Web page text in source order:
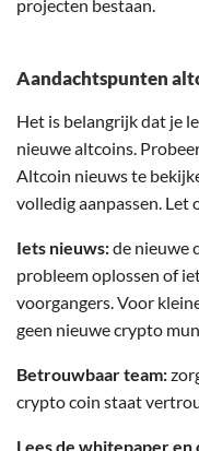
projecten bestaan.
Aandachtspunten
Het is belangrijk dat je
nieuwe altcoins.
Altcoin nieuws te
volledig aanpassen. Let
Iets nieuws:de nieuwe
probleem oplossen of
voorgangers. Voor
geen nieuwe crypto
Betrouwbaar team:
crypto coin staat
Lees de whitepaper